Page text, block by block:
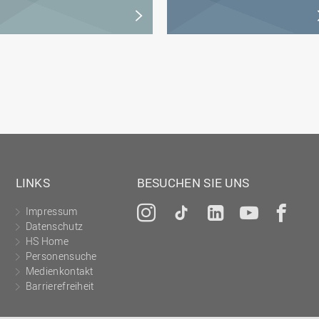
LINKS
Impressum
Datenschutz
HS Home
Personensuche
Medienkontakt
Barrierefreiheit
BESUCHEN SIE UNS
Instagram
TiktokLinkedInYouTube